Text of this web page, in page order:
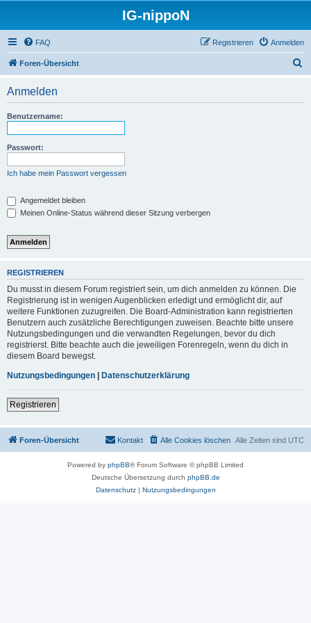
IG-nippoN
FAQ Anmelden
Registrieren
Foren-Übersicht
Anmelden
Benutzername:
Passwort:
Ich habe mein Passwort vergessen
Angemeldet bleiben
Meinen Online-Status während dieser Sitzung verbergen
REGISTRIEREN
Du musst in diesem Forum registriert sein, um dich anmelden zu können. Die
Registrierung ist in wenigen Augenblicken erledigt und ermöglicht dir, auf
weitere Funktionen zuzugreifen. Die Board-Administration kann registrierten
Benutzern auch zusätzliche Berechtigungen zuweisen. Beachte bitte unsere
Nutzungsbedingungen und die verwandten Regelungen, bevor du dich
registrierst. Bitte beachte auch die jeweiligen Forenregeln, wenn du dich in
diesem Board bewegst.
Nutzungsbedingungen | Datenschutzerklärung
Registrieren
Foren-Übersicht Alle Zeiten sind UTC
Alle Cookies löschen
Kontakt
Powered by phpBB® Forum Software © phpBB Limited
Deutsche Übersetzung durch phpBB.de
Datenschutz| Nutzungsbedingungen